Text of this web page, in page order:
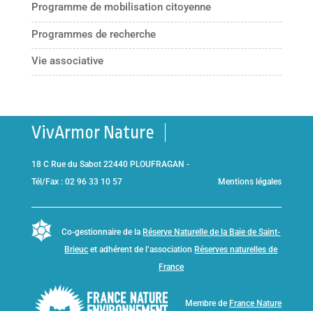
Programme de mobilisation citoyenne
Programmes de recherche
Vie associative
VivArmor Nature
18 C Rue du Sabot 22440 PLOUFRAGAN -
Tél/Fax : 02 96 33 10 57
Mentions légales
Co-gestionnaire de la Réserve Naturelle de la Baie de Saint-
Brieuc et adhérent de l’association Réserves naturelles de
France
Membre de France Nature